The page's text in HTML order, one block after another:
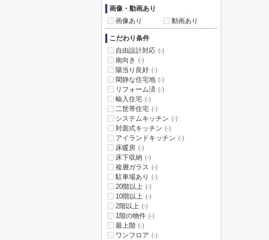
画像・動画あり
画像あり
動画あり
こだわり条件
自由設計対応 (-)
南向き (-)
陽当り良好 (-)
閑静な住宅地 (-)
リフォーム済 (-)
輸入住宅 (-)
二世帯住宅 (-)
システムキッチン (-)
対面式キッチン (-)
アイランドキッチン (-)
床暖房 (-)
床下収納 (-)
複層ガラス (-)
駐車場あり (-)
20階以上 (-)
10階以上 (-)
2階以上 (-)
1階の物件 (-)
最上階 (-)
ワンフロア (-)